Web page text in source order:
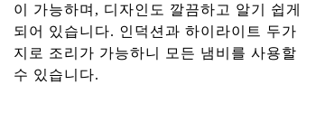
이 가능하며, 디자인도 깔끔하고 알기 쉽게
되어 있습니다. 인덕션과 하이라이트 두가
지로 조리가 가능하니 모든 냄비를 사용할
수 있습니다.